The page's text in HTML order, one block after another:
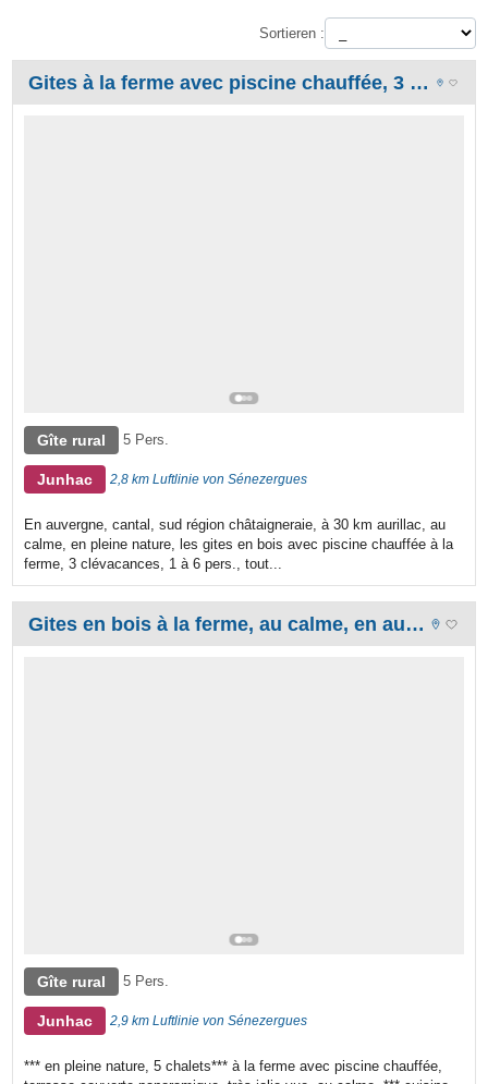
Sortieren :
Gites à la ferme avec piscine chauffée, 3 jours offerts en plus pour une semaine réservée
Gîte rural 5 Pers.
Junhac 2,8 km Luftlinie von Sénezergues
En auvergne, cantal, sud région châtaigneraie, à 30 km aurillac, au
calme, en pleine nature, les gites en bois avec piscine chauffée à la
ferme, 3 clévacances, 1 à 6 pers., tout...
Gites en bois à la ferme, au calme, en auvergne, avec piscine chauffée
Gîte rural 5 Pers.
Junhac 2,9 km Luftlinie von Sénezergues
*** en pleine nature, 5 chalets*** à la ferme avec piscine chauffée,